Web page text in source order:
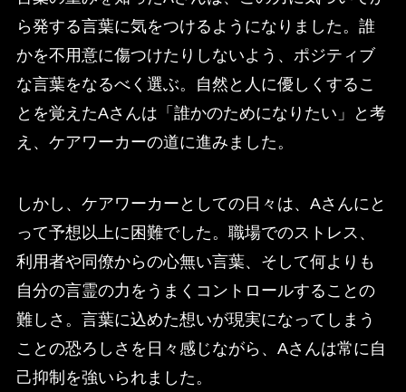
ら発する言葉に気をつけるようになりました。誰
かを不用意に傷つけたりしないよう、ポジティブ
な言葉をなるべく選ぶ。自然と人に優しくするこ
とを覚えたAさんは「誰かのためになりたい」と考
え、ケアワーカーの道に進みました。
しかし、ケアワーカーとしての日々は、Aさんにと
って予想以上に困難でした。職場でのストレス、
利用者や同僚からの心無い言葉、そして何よりも
自分の言霊の力をうまくコントロールすることの
難しさ。言葉に込めた想いが現実になってしまう
ことの恐ろしさを日々感じながら、Aさんは常に自
己抑制を強いられました。